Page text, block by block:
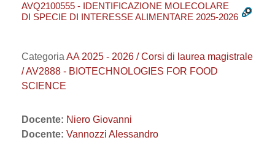
AVQ2100555 - IDENTIFICAZIONE MOLECOLARE
DI SPECIE DI INTERESSE ALIMENTARE 2025-2026
Categoria AA 2025 - 2026 / Corsi di laurea magistrale
/ AV2888 - BIOTECHNOLOGIES FOR FOOD
SCIENCE
Docente: Niero Giovanni
Docente: Vannozzi Alessandro